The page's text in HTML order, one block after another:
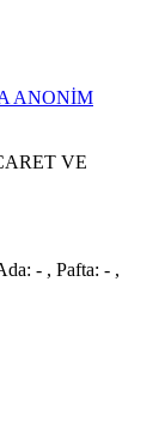
ANONİM
VE
- , Pafta: - ,